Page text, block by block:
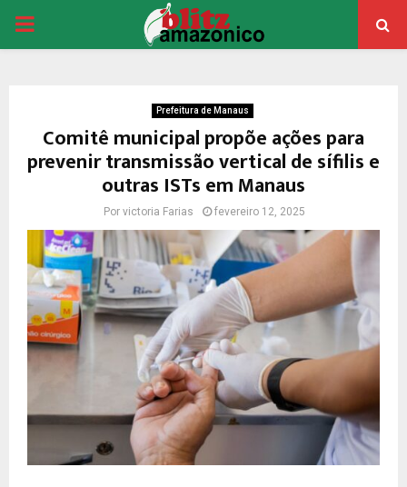
PRIMARY
Prefeitura de Manaus
Comitê municipal propõe ações para
prevenir transmissão vertical de sífilis e
outras ISTs em Manaus
Por victoria Farias fevereiro 12, 2025